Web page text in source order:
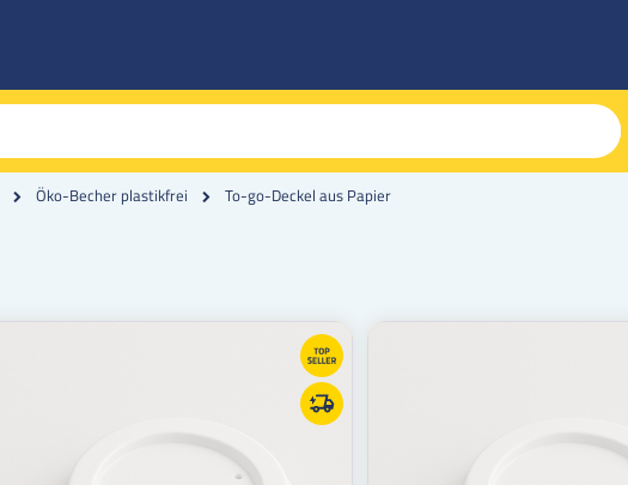
Öko-Becher plastikfrei To-go-Deckel aus Papier